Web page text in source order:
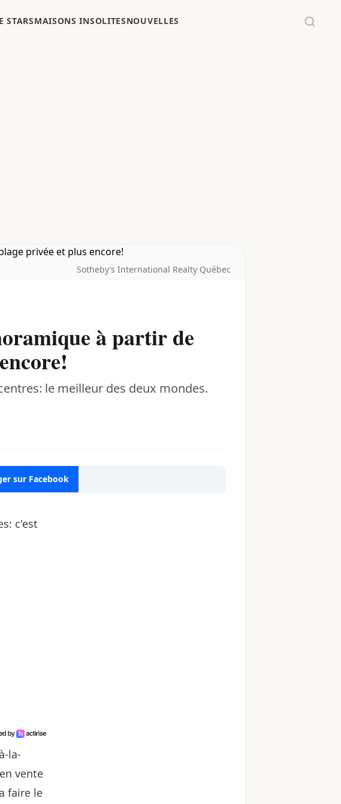
STARSMAISONS INSOLITESNOUVELLES
Sotheby’s International Realty Québec
à partir de
le meilleur des deux mondes.
sur Facebook
c'est
la-
vente
faire le